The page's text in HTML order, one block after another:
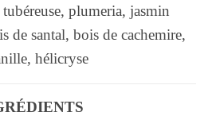
tubéreuse, plumeria, jasmin
de santal, bois de cachemire,
hélicryse